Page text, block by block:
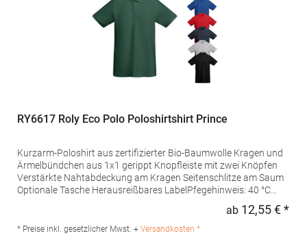
RY6617 Roly Eco Polo Poloshirtshirt Prince
Kurzarm-Poloshirt aus zertifizierter Bio-Baumwolle Kragen und
Ärmelbündchen aus 1x1 gerippt Knopfleiste mit zwei Knöpfen
Verstärkte Nahtabdeckung am Kragen Seitenschlitze am Saum
Optionale Tasche Herausreißbares LabelPfegehinweis: 40 °C
g/m²Materialzusammensetzung: 100% Baumwolle (Heather
Grey: 85% Baumwolle / 15% Viskose)Angaben zur
ab 12,55 € *
* Preise inkl. gesetzlicher Mwst. + Versandkosten *